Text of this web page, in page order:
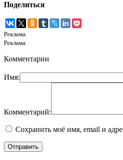
Поделиться
Реклама.
Реклама.
Комментарии
Имя:
Комментарий:
Сохранить моё имя, email и